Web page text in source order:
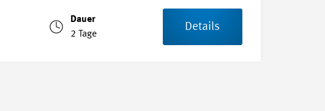
Dauer
2 Tage
Details